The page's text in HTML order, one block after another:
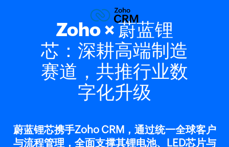
Zoho × 蔚蓝锂
芯：深耕高端制造
赛道，共推行业数
字化升级
蔚蓝锂芯携手Zoho CRM，通过统一全球客户
与流程管理，全面支撑其锂电池、LED芯片与